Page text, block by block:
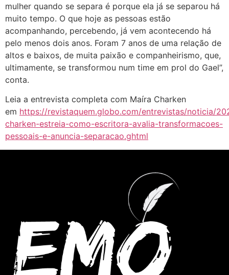
mulher quando se separa é porque ela já se separou há
muito tempo. O que hoje as pessoas estão
acompanhando, percebendo, já vem acontecendo há
pelo menos dois anos. Foram 7 anos de uma relação de
altos e baixos, de muita paixão e companheirismo, que,
ultimamente, se transformou num time em prol do Gael”,
conta.
Leia a entrevista completa com Maíra Charken
em https://revistaquem.globo.com/entrevistas/noticia/
charken-estreia-como-escritora-avalia-transformacoes-
pessoais-e-anuncia-separacao.ghtml